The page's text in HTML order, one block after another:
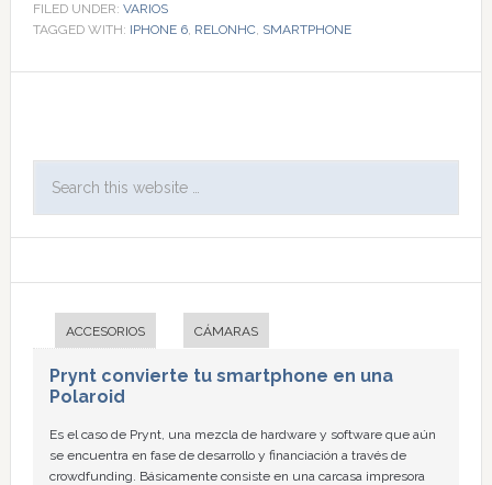
FILED UNDER: VARIOS
TAGGED WITH: IPHONE 6, RELONHC, SMARTPHONE
ACCESORIOS CÁMARAS
Prynt convierte tu smartphone en una
Polaroid
Es el caso de Prynt, una mezcla de hardware y software que aún
se encuentra en fase de desarrollo y financiación a través de
crowdfunding. Básicamente consiste en una carcasa impresora